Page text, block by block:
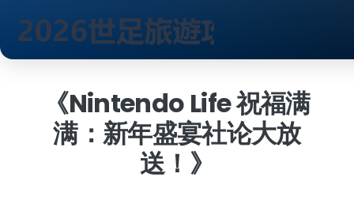
《Nintendo Life 祝福满
满：新年盛宴社论大放
送！》